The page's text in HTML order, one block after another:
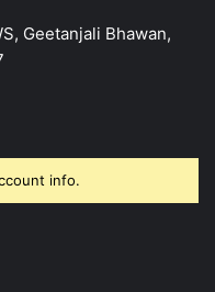
Geetanjali Bhawan,
info.